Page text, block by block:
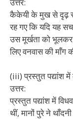
कैकेयी के मुख से दृढ़
रह गए कि यदि यह
उस मूर्खता को भूलकर
लिए वनवास की माँग
(iii) प्रस्तुत पद्यांश
उत्तर:
प्रस्तुत पद्यांश में
थीं, मानों पुरे ने